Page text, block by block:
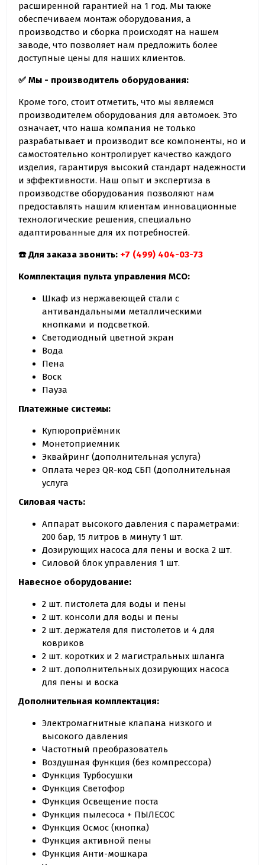
расширенной гарантией на 1 год. Мы также
обеспечиваем монтаж оборудования, а
производство и сборка происходят на нашем
заводе, что позволяет нам предложить более
доступные цены для наших клиентов.
✅ Мы - производитель оборудования:
Кроме того, стоит отметить, что мы являемся
производителем оборудования для автомоек. Это
означает, что наша компания не только
разрабатывает и производит все компоненты, но и
самостоятельно контролирует качество каждого
изделия, гарантируя высокий стандарт надежности
и эффективности. Наш опыт и экспертиза в
производстве оборудования позволяют нам
предоставлять нашим клиентам инновационные
технологические решения, специально
адаптированные для их потребностей.
☎️ Для заказа звонить: +7 (499) 404-03-73
Комплектация пульта управления МСО:
Шкаф из нержавеющей стали с
антивандальными металлическими
кнопками и подсветкой.
Светодиодный цветной экран
Вода
Пена
Воск
Пауза
Платежные системы:
Купюроприёмник
Монетоприемник
Эквайринг (дополнительная услуга)
Оплата через QR-код СБП (дополнительная
услуга
Силовая часть:
Аппарат высокого давления с параметрами:
200 бар, 15 литров в минуту 1 шт.
Дозирующих насоса для пены и воска 2 шт.
Силовой блок управления 1 шт.
Навесное оборудование:
2 шт. пистолета для воды и пены
2 шт. консоли для воды и пены
2 шт. держателя для пистолетов и 4 для
ковриков
2 шт. коротких и 2 магистральных шланга
2 шт. дополнительных дозирующих насоса
для пены и воска
Дополнительная комплектация:
Электромагнитные клапана низкого и
высокого давления
Частотный преобразователь
Воздушная функция (без компрессора)
Функция Турбосушки
Функция Светофор
Функция Освещение поста
Функция пылесоса + ПЫЛЕСОС
Функция Осмос (кнопка)
Функция активной пены
Функция Анти-мошкара